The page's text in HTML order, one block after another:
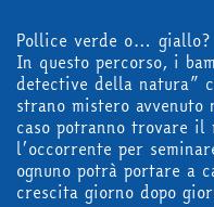
Pollice verde o… giallo?
In questo percorso, i
detective della natura”
strano mistero
caso potranno trovare
l’occorrente per
ognuno potrà portare a
crescita giorno dopo